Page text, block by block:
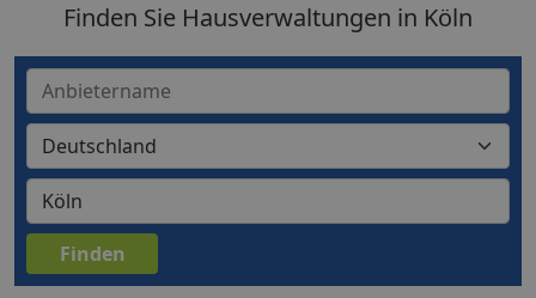
Finden Sie Hausverwaltungen in Köln